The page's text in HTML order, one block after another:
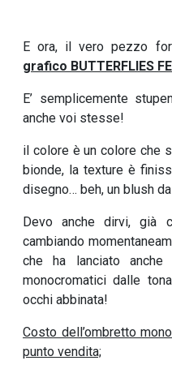
E ora, il vero pezzo
grafico BUTTERFLIES
E’ semplicemente
anche voi stesse!
il colore è un colore che
bionde, la texture è
disegno… beh, un blush
Devo anche dirvi, già
cambiando
che ha lanciato
monocromatici dalle
occhi abbinata!
Costo dell’ombretto
punto vendita;